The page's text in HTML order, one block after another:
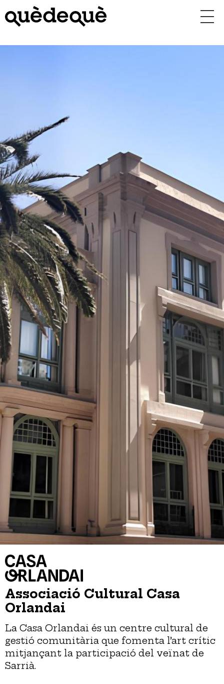
contingut
Associació Cultural Casa
Orlandai
La Casa Orlandai és un centre cultural de
gestió comunitària que fomenta l’art crític
mitjançant la participació del veïnat de
Sarrià.